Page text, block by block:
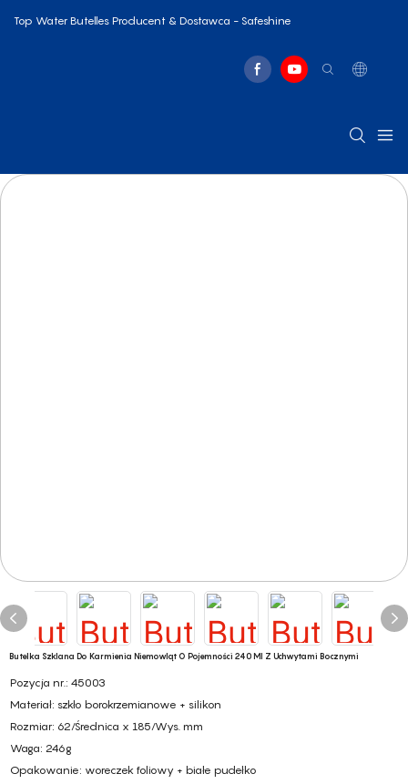
Top Water Butelles Producent & Dostawca - Safeshine
Butelka Szklana Do Karmienia Niemowląt O Pojemności 240 Ml Z Uchwytami Bocznymi
Pozycja nr.: 45003
Materiał: szkło borokrzemianowe + silikon
Rozmiar: 62/Średnica x 185/Wys. mm
Waga: 246g
Opakowanie: woreczek foliowy + białe pudełko